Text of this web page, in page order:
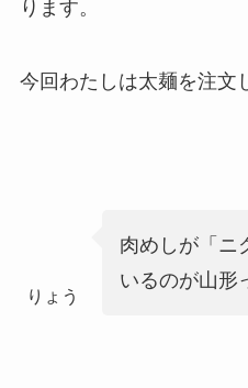
ります。
今回わたしは太麺を注文
りょう
肉めしが「ニ
いるのが山形